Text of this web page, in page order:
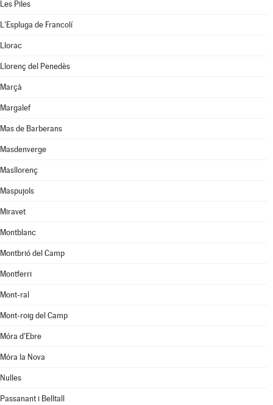
Les Piles
L'Espluga de Francolí
Llorac
Llorenç del Penedès
Marçà
Margalef
Mas de Barberans
Masdenverge
Masllorenç
Maspujols
Miravet
Montblanc
Montbrió del Camp
Montferri
Mont-ral
Mont-roig del Camp
Móra d'Ebre
Móra la Nova
Nulles
Passanant i Belltall